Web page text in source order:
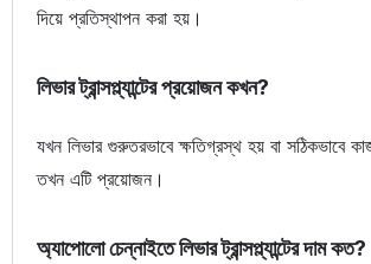
দিয়ে প্রতিস্থাপন করা হয়।
লিভার ট্রান্সপ্ল্যান্টের প্রয়োজন কখন?
যখন লিভার গুরুতরভাবে ক্ষতিগ্রস্থ হয় বা সঠিকভাবে
তখন এটি প্রয়োজন।
অ্যাপোলো চেন্নাইতে লিভার ট্রান্সপ্ল্যান্টের দাম কত?